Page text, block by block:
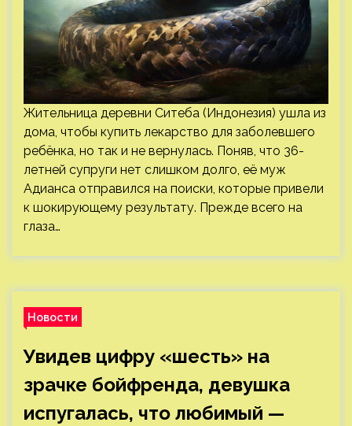
Жительница деревни Ситеба (Индонезия) ушла из
дома, чтобы купить лекарство для заболевшего
ребёнка, но так и не вернулась. Поняв, что 36-
летней супруги нет слишком долго, её муж
Адианса отправился на поиски, которые привели
к шокирующему результату. Прежде всего на
глаза…
Новости
Увидев цифру «шесть» на
зрачке бойфренда, девушка
испугалась, что любимый —